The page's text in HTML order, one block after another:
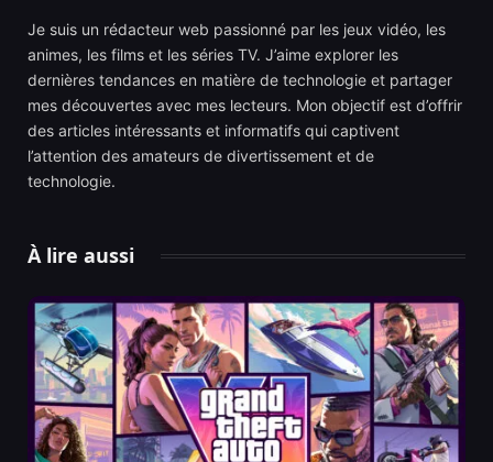
Je suis un rédacteur web passionné par les jeux vidéo, les
animes, les films et les séries TV. J’aime explorer les
dernières tendances en matière de technologie et partager
mes découvertes avec mes lecteurs. Mon objectif est d’offrir
des articles intéressants et informatifs qui captivent
l’attention des amateurs de divertissement et de
technologie.
À lire aussi